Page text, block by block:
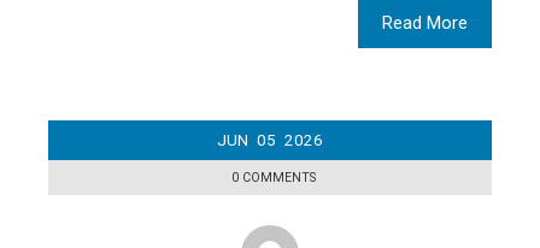
Read More
JUN 05 2026
0 COMMENTS